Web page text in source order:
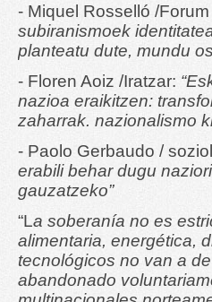
- Miquel Rosselló /
subiranismoek
planteatu dute, mundu
- Floren Aoiz /Iratzar:
nazioa eraikitzen:
zaharrak. nazionalismo
- Paolo Gerbaudo /
erabili behar dugu
gauzatzeko”
“La soberanía no es
alimentaria, energética,
tecnológicos no van a
abandonado